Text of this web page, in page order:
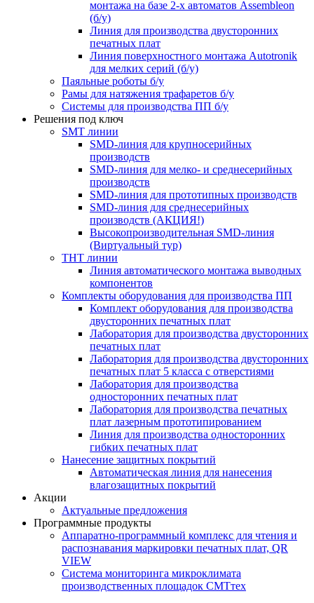
монтажа на базе 2-х автоматов Assembleon
(б/у)
Линия для производства двусторонних
печатных плат
Линия поверхностного монтажа Autotronik
для мелких серий (б/у)
Паяльные роботы б/у
Рамы для натяжения трафаретов б/у
Системы для производства ПП б/у
Решения под ключ
SMT линии
SMD-линия для крупносерийных
производств
SMD-линия для мелко- и среднесерийных
производств
SMD-линия для прототипных производств
SMD-линия для среднесерийных
производств (АКЦИЯ!)
Высокопроизводительная SMD-линия
(Виртуальный тур)
THT линии
Линия автоматического монтажа выводных
компонентов
Комплекты оборудования для производства ПП
Комплект оборудования для производства
двусторонних печатных плат
Лаборатория для производства двусторонних
печатных плат
Лаборатория для производства двусторонних
печатных плат 5 класса с отверстиями
Лаборатория для производства
односторонних печатных плат
Лаборатория для производства печатных
плат лазерным прототипированием
Линия для производства односторонних
гибких печатных плат
Нанесение защитных покрытий
Автоматическая линия для нанесения
влагозащитных покрытий
Акции
Актуальные предложения
Программные продукты
Аппаратно-программный комплекс для чтения и
распознавания маркировки печатных плат, QR
VIEW
Система мониторинга микроклимата
производственных площадок СМТтех